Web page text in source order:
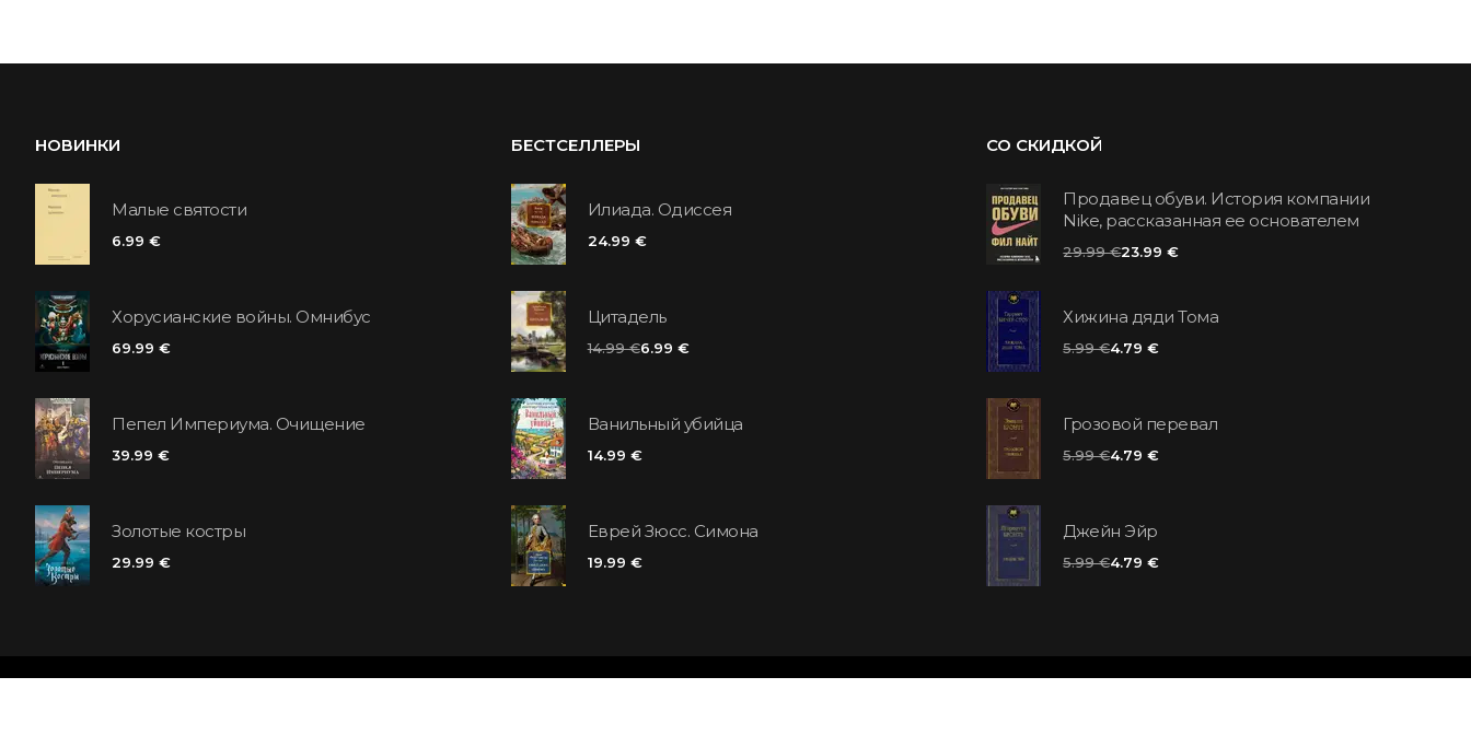
НОВИНКИ
Малые святости
6.99 €
Хорусианские войны. Омнибус
69.99 €
Пепел Империума. Очищение
39.99 €
Золотые костры
29.99 €
БЕСТСЕЛЛЕРЫ
Илиада. Одиссея
24.99 €
Цитадель
14.99 €6.99 €
Ванильный убийца
14.99 €
Еврей Зюсс. Симона
19.99 €
СО СКИДКОЙ
Продавец обуви. История компании
Nike, рассказанная ее основателем
29.99 €23.99 €
Хижина дяди Тома
5.99 €4.79 €
Грозовой перевал
5.99 €4.79 €
Джейн Эйр
5.99 €4.79 €